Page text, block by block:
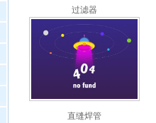
过滤器
直缝焊管